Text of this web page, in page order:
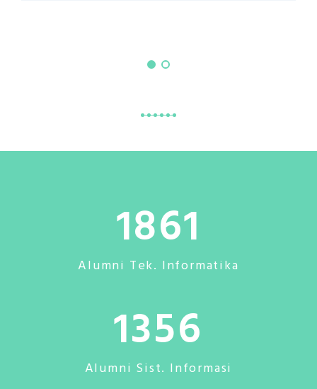
1861
Alumni Tek. Informatika
1356
Alumni Sist. Informasi